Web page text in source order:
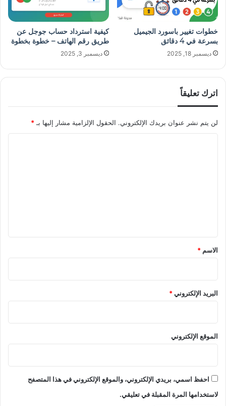
خطوات تغيير باسورد الجيميل
بسرعة في 4 دقائق
ديسمبر 18, 2025
كيفية استرداد حساب جوجل عن
طريق رقم الهاتف – خطوة بخطوة
ديسمبر 3, 2025
اترك تعليقاً
لن يتم نشر عنوان بريدك الإلكتروني. الحقول الإلزامية مشار إليها بـ *
*
الاسم *
البريد الإلكتروني*
الموقع الإلكتروني
احفظ اسمي، بريدي الإلكتروني، والموقع الإلكتروني في هذا المتصفح
لاستخدامها المرة المقبلة في تعليقي.